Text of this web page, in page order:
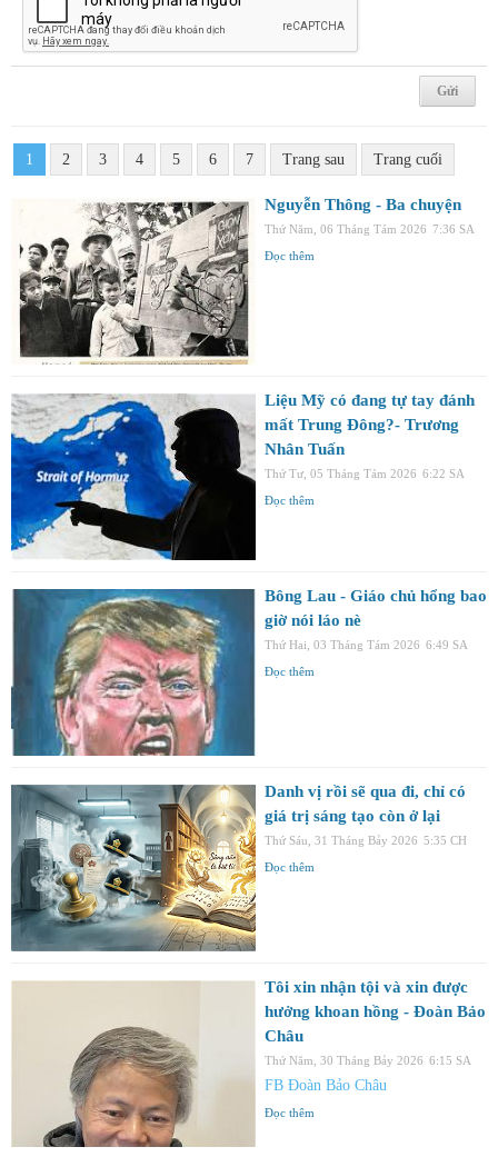
1 2 3 4 5 6 7 Trang sau Trang cuối
Nguyễn Thông - Ba chuyện
Thứ Năm, 06 Tháng Tám 2026 7:36 SA
Đọc thêm
Liệu Mỹ có đang tự tay đánh
mất Trung Đông?- Trương
Nhân Tuấn
Thứ Tư, 05 Tháng Tám 2026 6:22 SA
Đọc thêm
Bông Lau - Giáo chủ hổng bao
giờ nói láo nè
Thứ Hai, 03 Tháng Tám 2026 6:49 SA
Đọc thêm
Danh vị rồi sẽ qua đi, chỉ có
giá trị sáng tạo còn ở lại
Thứ Sáu, 31 Tháng Bảy 2026 5:35 CH
Đọc thêm
Tôi xin nhận tội và xin được
hưởng khoan hồng - Đoàn Bảo
Châu
Thứ Năm, 30 Tháng Bảy 2026 6:15 SA
FB Đoàn Bảo Châu
Đọc thêm